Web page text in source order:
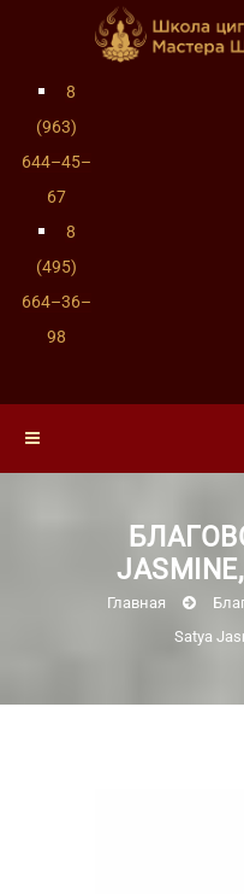
8
(963)
644–45–
67
8
(495)
664–36–
98
Главная
Satya